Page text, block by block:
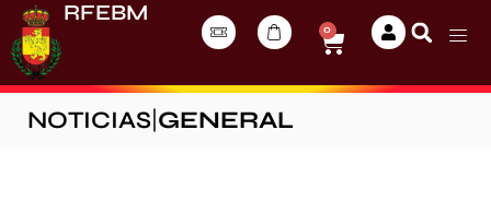
RFEBM
0
NOTICIAS GENERAL